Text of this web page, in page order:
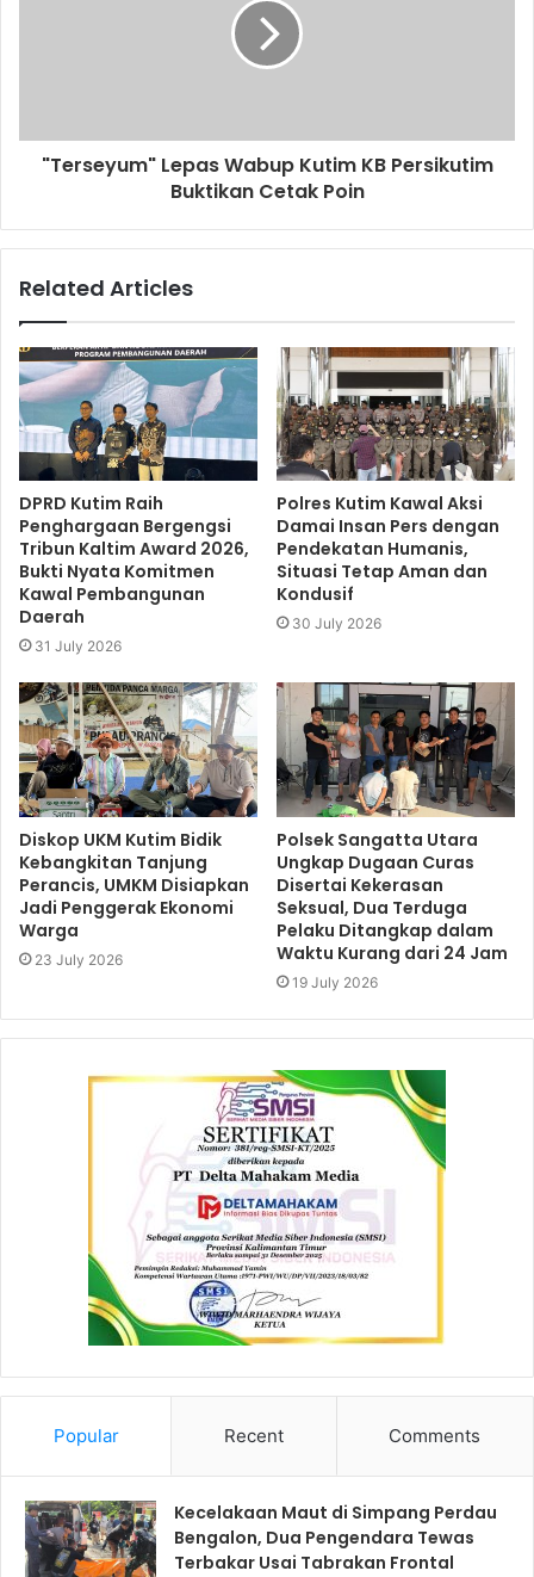
"Terseyum" Lepas Wabup Kutim KB Persikutim
Buktikan Cetak Poin
Related Articles
DPRD Kutim Raih
Penghargaan Bergengsi
Tribun Kaltim Award 2026,
Bukti Nyata Komitmen
Kawal Pembangunan
Daerah
31 July 2026
Polres Kutim Kawal Aksi
Damai Insan Pers dengan
Pendekatan Humanis,
Situasi Tetap Aman dan
Kondusif
30 July 2026
Diskop UKM Kutim Bidik
Kebangkitan Tanjung
Perancis, UMKM Disiapkan
Jadi Penggerak Ekonomi
Warga
23 July 2026
Polsek Sangatta Utara
Ungkap Dugaan Curas
Disertai Kekerasan
Seksual, Dua Terduga
Pelaku Ditangkap dalam
Waktu Kurang dari 24 Jam
19 July 2026
Popular Recent Comments
Kecelakaan Maut di Simpang Perdau
Bengalon, Dua Pengendara Tewas
Terbakar Usai Tabrakan Frontal